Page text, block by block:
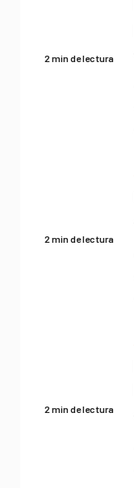
2 min de lectura
2 min de lectura
2 min de lectura